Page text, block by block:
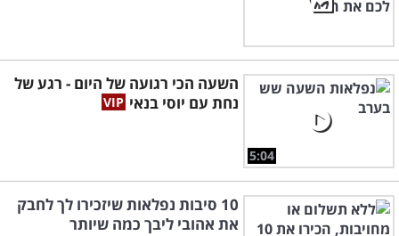
5:04
השעה הכי רגועה של היום - רגע של
נחת עם יוסי בנאי
10 סיבות נפלאות שיזכירו לך לחבק
את אהובי ליבך כמה שיותר